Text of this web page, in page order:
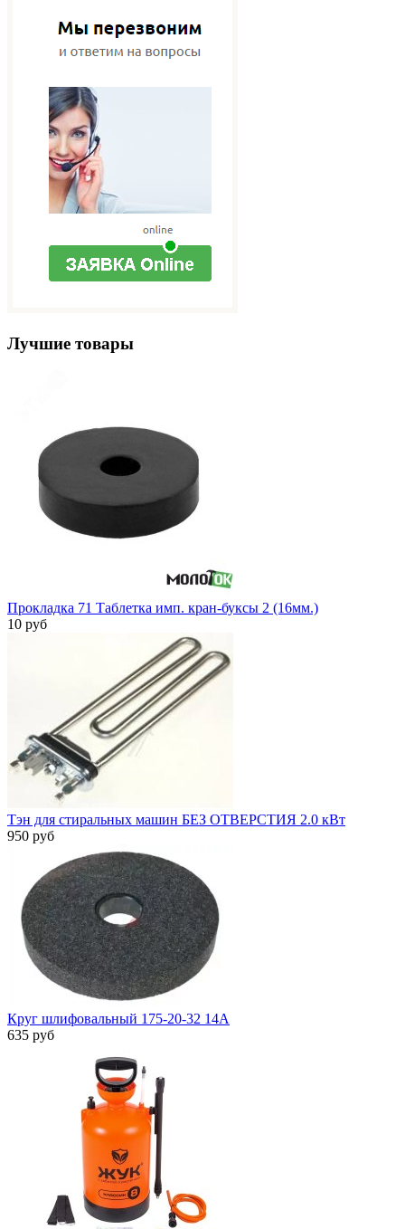
Лучшие товары
Прокладка 71 Таблетка имп. кран-буксы 2 (16мм.)
10 руб
Тэн для стиральных машин БЕЗ ОТВЕРСТИЯ 2.0 кВт
950 руб
Круг шлифовальный 175-20-32 14А
635 руб